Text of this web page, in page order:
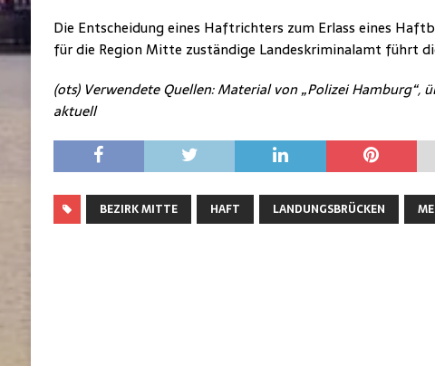
Die Entscheidung eines Haftrichters zum Erlass eines
für die Region Mitte zuständige Landeskriminalamt führt
(ots) Verwendete Quellen: Material von „Polizei Hamburg“,
aktuell
BEZIRK MITTE HAFT LANDUNGSBRÜCKEN